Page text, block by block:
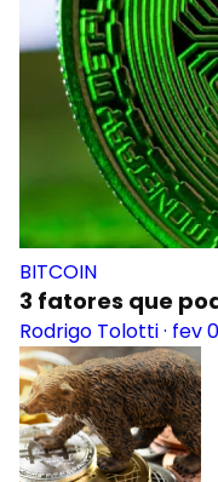
BITCOIN
3 fatores que
Rodrigo Tolotti· fev